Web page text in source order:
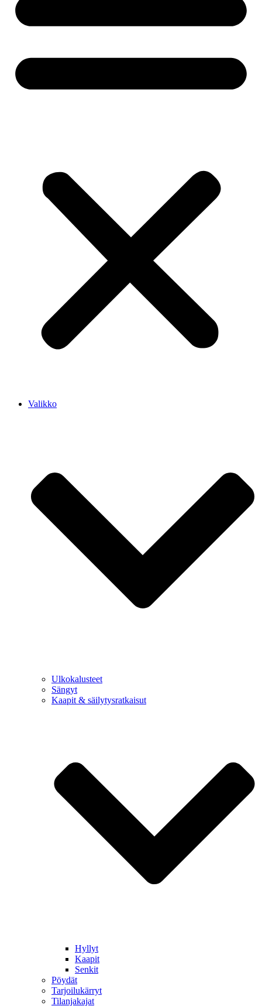
Valikko
Ulkokalusteet
Sängyt
Kaapit & säilytysratkaisut
Hyllyt
Kaapit
Senkit
Pöydät
Tarjoilukärryt
Tilanjakajat